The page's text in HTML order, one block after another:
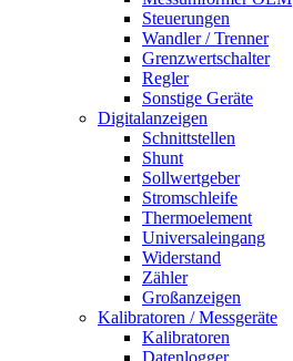
Steuerungen
Wandler / Trenner
Grenzwertschalter
Regler
Sonstige Geräte
Digitalanzeigen
Schnittstellen
Shunt
Sollwertgeber
Stromschleife
Thermoelement
Universaleingang
Widerstand
Zähler
Großanzeigen
Kalibratoren / Messgeräte
Kalibratoren